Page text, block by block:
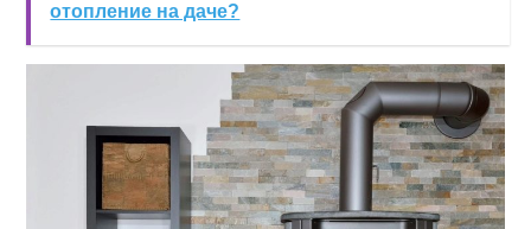
отопление на даче?